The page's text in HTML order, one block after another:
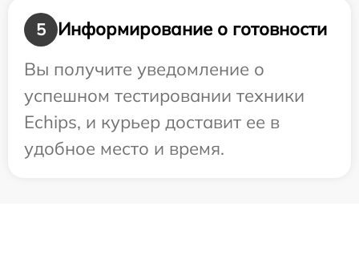
5
Информирование о готовности
Вы получите уведомление о
успешном тестировании техники
Echips, и курьер доставит ее в
удобное место и время.